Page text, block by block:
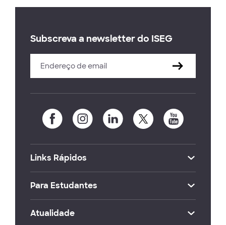
Subscreva a newsletter do ISEG
Links Rápidos
Para Estudantes
Atualidade